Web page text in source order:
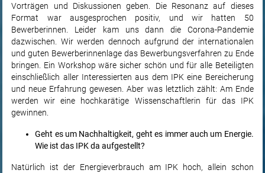
Vorträgen und Diskussionen geben. Die Resonanz auf dieses
Format war ausgesprochen positiv, und wir hatten 50
Bewerberinnen. Leider kam uns dann die Corona-Pandemie
dazwischen. Wir werden dennoch aufgrund der internationalen
und guten Bewerberinnenlage das Bewerbungsverfahren zu Ende
bringen. Ein Workshop wäre sicher schön und für alle Beteiligten
einschließlich aller Interessierten aus dem IPK eine Bereicherung
und neue Erfahrung gewesen. Aber was letztlich zählt: Am Ende
werden wir eine hochkarätige Wissenschaftlerin für das IPK
gewinnen.
Geht es um Nachhaltigkeit, geht es immer auch um Energie.
Wie ist das IPK da aufgestellt?
Natürlich ist der Energieverbrauch am IPK hoch, allein schon